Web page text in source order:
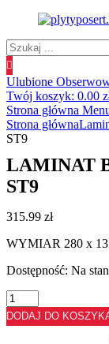
Wyszukiwanie
produktów
Ulubione
Twój koszyk: 0.00
Strona główna
Strona główna
ST9
LAMINAT
ST9
315.99 zł
WYMIAR 280 x
Dostępność: Na
ilość
LAMINAT
BRZOZA
DODAJ DO